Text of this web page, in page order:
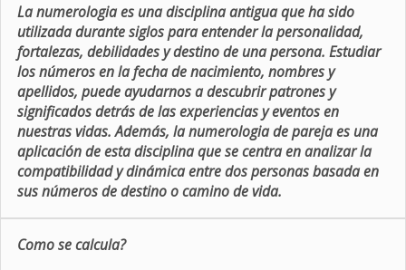
La numerologia es una disciplina antigua que ha sido
utilizada durante siglos para entender la personalidad,
fortalezas, debilidades y destino de una persona. Estudiar
los números en la fecha de nacimiento, nombres y
apellidos, puede ayudarnos a descubrir patrones y
significados detrás de las experiencias y eventos en
nuestras vidas. Además, la numerologia de pareja es una
aplicación de esta disciplina que se centra en analizar la
compatibilidad y dinámica entre dos personas basada en
sus números de destino o camino de vida.
Como se calcula?